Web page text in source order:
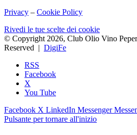
Privacy – Cookie Policy
Rivedi le tue scelte dei cookie
© Copyright 2026, Club Olio Vino
Reserved | DigiFe
RSS
Facebook
X
You Tube
Facebook X LinkedIn Messenger
Pulsante per tornare all'inizio